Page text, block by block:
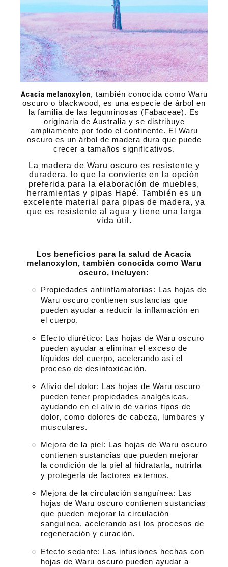
Acacia melanoxylon, también conocida como Waru
oscuro o blackwood, es una especie de árbol en
la familia de las leguminosas (Fabaceae). Es
originaria de Australia y se distribuye
ampliamente por todo el continente. El Waru
oscuro es un árbol de madera dura que puede
crecer a tamaños significativos.
La madera de Waru oscuro es resistente y
duradera, lo que la convierte en la opción
preferida para la elaboración de muebles,
herramientas y pipas Hapé. También es un
excelente material para pipas de madera, ya
que es resistente al agua y tiene una larga
vida útil.
Los beneficios para la salud de Acacia
melanoxylon, también conocida como Waru
oscuro, incluyen:
Propiedades antiinflamatorias: Las hojas de
Waru oscuro contienen sustancias que
pueden ayudar a reducir la inflamación en
el cuerpo.
Efecto diurético: Las hojas de Waru oscuro
pueden ayudar a eliminar el exceso de
líquidos del cuerpo, acelerando así el
proceso de desintoxicación.
Alivio del dolor: Las hojas de Waru oscuro
pueden tener propiedades analgésicas,
ayudando en el alivio de varios tipos de
dolor, como dolores de cabeza, lumbares y
musculares.
Mejora de la piel: Las hojas de Waru oscuro
contienen sustancias que pueden mejorar
la condición de la piel al hidratarla, nutrirla
y protegerla de factores externos.
Mejora de la circulación sanguínea: Las
hojas de Waru oscuro contienen sustancias
que pueden mejorar la circulación
sanguínea, acelerando así los procesos de
regeneración y curación.
Efecto sedante: Las infusiones hechas con
hojas de Waru oscuro pueden ayudar a